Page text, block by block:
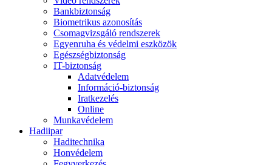
Bankbiztonság
Biometrikus azonosítás
Csomagvizsgáló rendszerek
Egyenruha és védelmi eszközök
Egészségbiztonság
IT-biztonság
Adatvédelem
Információ-biztonság
Iratkezelés
Online
Munkavédelem
Hadiipar
Haditechnika
Honvédelem